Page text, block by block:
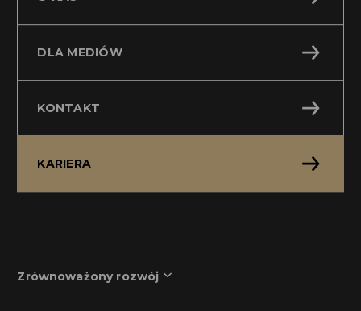
DLA MEDIÓW
KONTAKT
KARIERA
Zrównoważony rozwój